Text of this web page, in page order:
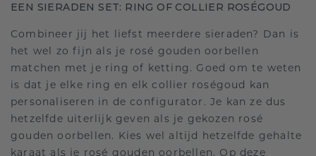
EEN SIERADEN SET: RING OF COLLIER ROSÉGOUD
Combineer jij het liefst meerdere sieraden? Dan is
het wel zo fijn als je rosé gouden oorbellen
matchen met je ring of ketting. Goed om te weten
is dat je elke ring en elk collier roségoud kan
personaliseren in de configurator. Je kan ze dus
hetzelfde uiterlijk geven als je gekozen rosé
gouden oorbellen. Kies wel altijd hetzelfde gehalte
karaat als je rosé gouden oorbellen. Op deze